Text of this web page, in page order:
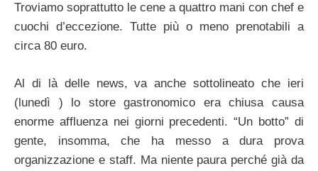
Troviamo soprattutto le cene a quattro mani con chef e
cuochi d’eccezione. Tutte più o meno prenotabili a
circa 80 euro.
Al di là delle news, va anche sottolineato che ieri
(lunedì ) lo store gastronomico era chiusa causa
enorme affluenza nei giorni precedenti. “Un botto” di
gente, insomma, che ha messo a dura prova
organizzazione e staff. Ma niente paura perché già da